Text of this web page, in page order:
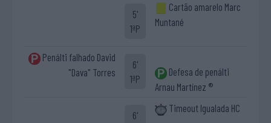
5'
1ªP
Cartão amarelo Marc
Muntané
Penálti falhado David
"Dava" Torres
6'
1ªP
Defesa de penálti
Arnau Martínez ®
6'
Timeout Igualada HC